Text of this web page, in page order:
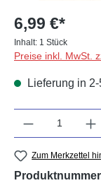
6,99 €*
Inhalt: 1 Stück
Preise inkl. MwSt.
Lieferung in
Zum Merkzettel